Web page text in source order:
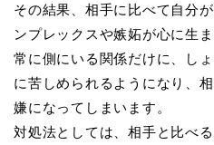
その結果、相手に比べて自分
ンプレックスや嫉妬が心に生ま
常に側にいる関係だけに、し
に苦しめられるようになり、
嫌になってしまいます。
対処法としては、相手と比べ